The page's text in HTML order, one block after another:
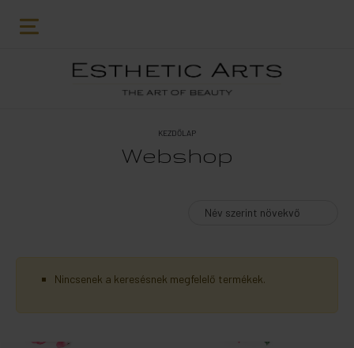
KEZDŐLAP
Webshop
Nincsenek a keresésnek megfelelő termékek.